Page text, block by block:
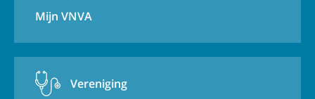
Mijn VNVA
Vereniging